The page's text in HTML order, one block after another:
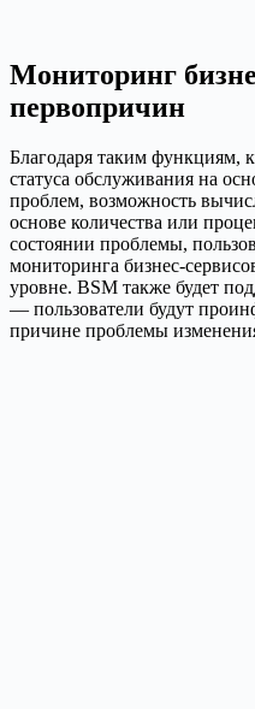
Мониторинг
первопричин
Благодаря таким функциям,
статуса обслуживания на
проблем, возможность
основе количества или
состоянии проблемы,
мониторинга бизнес-
уровне. BSM также будет
— пользователи будут
причине проблемы